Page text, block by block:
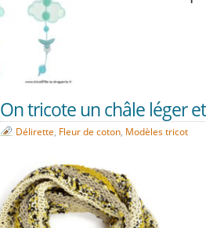
On tricote un châle léger
Délirette, Fleur de coton, Modèles tricot